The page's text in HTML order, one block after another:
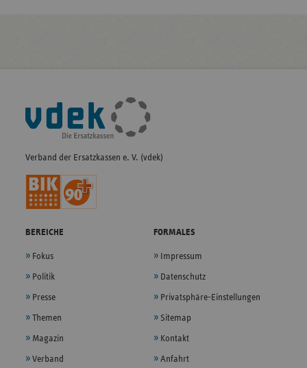
Fußleisten-
Navigation
Verband der Ersatzkassen e. V. (vdek)
BEREICHE
Fokus
Politik
Presse
Themen
Magazin
Verband
FORMALES
Impressum
Datenschutz
Privatsphäre-Einstellungen
Sitemap
Kontakt
Anfahrt